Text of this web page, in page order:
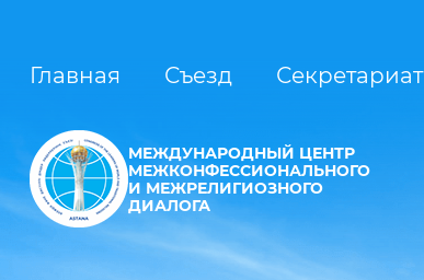
Главная Съезд Секретариат
МЕЖДУНАРОДНЫЙ ЦЕНТР
МЕЖКОНФЕССИОНАЛЬНОГО
И МЕЖРЕЛИГИОЗНОГО
ДИАЛОГА